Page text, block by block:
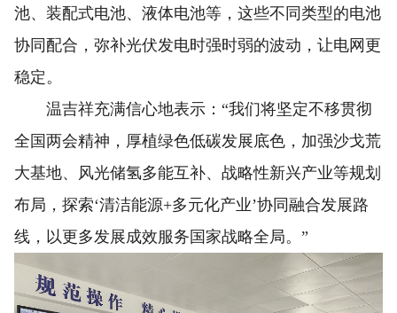
池、装配式电池、液体电池等，这些不同类型的电池
协同配合，弥补光伏发电时强时弱的波动，让电网更
稳定。
温吉祥充满信心地表示：“我们将坚定不移贯彻
全国两会精神，厚植绿色低碳发展底色，加强沙戈荒
大基地、风光储氢多能互补、战略性新兴产业等规划
布局，探索‘清洁能源+多元化产业’协同融合发展路
线，以更多发展成效服务国家战略全局。”